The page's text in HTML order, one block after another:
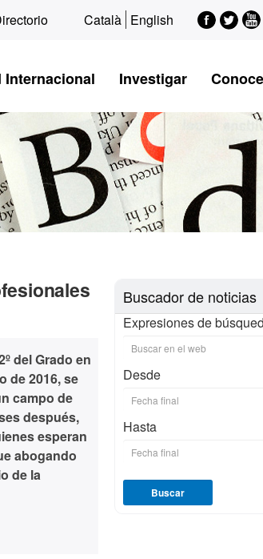
Català English
Internacional Investigar
del Grado en
de 2016, se
campo de
después,
esperan
abogando
de la
Buscador de noticias
Expresiones de
Desde
Hasta
Buscar